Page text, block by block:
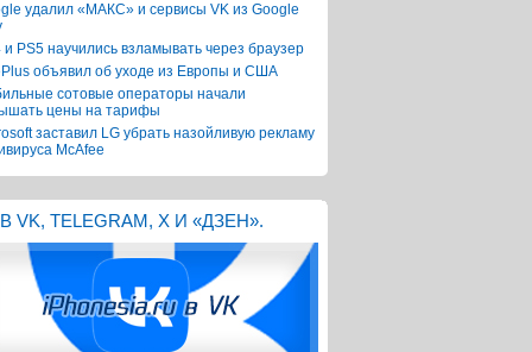
удалил «МАКС» и сервисы VK из Google
и PS5 научились взламывать через браузер
объявил об уходе из Европы и США
сотовые операторы начали
цены на тарифы
заставил LG убрать назойливую рекламу
McAfee
VK, TELEGRAM, X И «ДЗЕН».